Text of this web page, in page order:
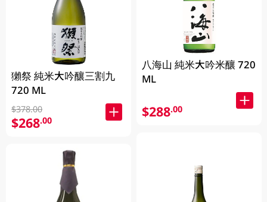
獺祭 純米大吟釀三割九
720 ML
$378.00
$268.00
八海山 純米大吟米釀 720
ML
$288.00